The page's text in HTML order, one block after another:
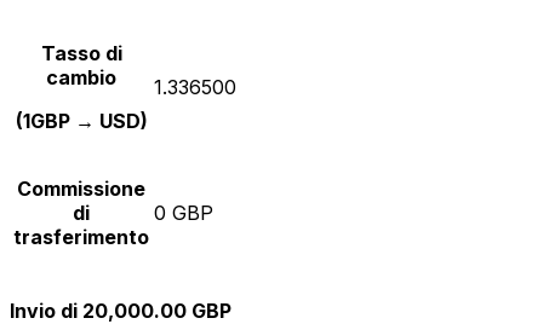
Tasso di
cambio
(1GBP → USD)
1.336500
Commissione
di
trasferimento
0 GBP
Invio di 20,000.00 GBP